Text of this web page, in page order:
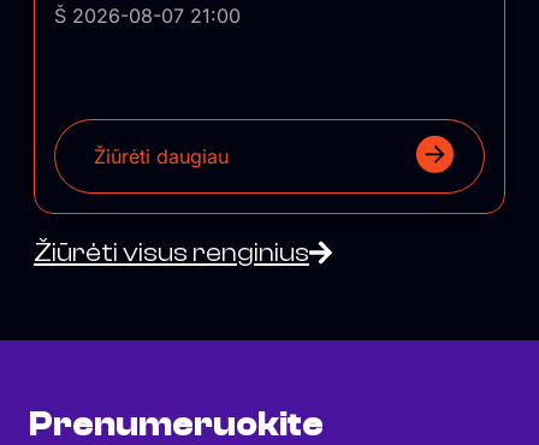
Š 2026-08-07 21:00
Žiūrėti daugiau
Žiūrėti visus renginius
Prenumeruokite